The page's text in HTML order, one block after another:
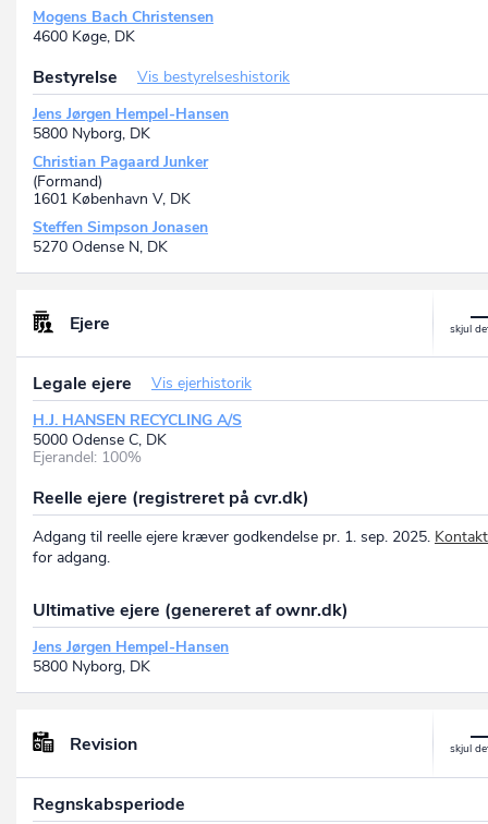
Mogens Bach Christensen
4600 Køge, DK
Bestyrelse
Vis bestyrelseshistorik
Jens Jørgen Hempel-Hansen
5800 Nyborg, DK
Christian Pagaard Junker
(Formand)
1601 København V, DK
Steffen Simpson Jonasen
5270 Odense N, DK
Ejere
Legale ejere
Vis ejerhistorik
H.J. HANSEN RECYCLING A/S
5000 Odense C, DK
Ejerandel: 100%
Reelle ejere (registreret på cvr.dk)
Adgang til reelle ejere kræver godkendelse pr. 1. sep. 2025.
for adgang.
Ultimative ejere (genereret af ownr.dk)
Jens Jørgen Hempel-Hansen
5800 Nyborg, DK
Revision
Regnskabsperiode